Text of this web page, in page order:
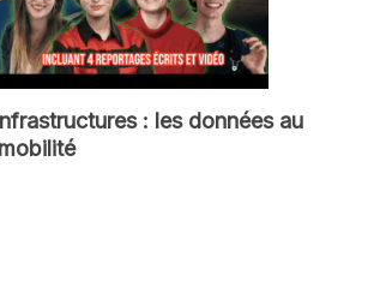
: les données au